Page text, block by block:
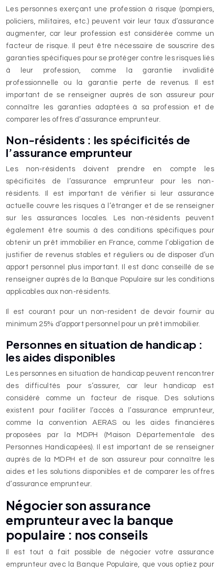
Les personnes exerçant une profession à risque (pompiers,
policiers, militaires, etc.) peuvent voir leur taux d’assurance
augmenter, car leur profession est considérée comme un
facteur de risque. Il peut être nécessaire de souscrire des
garanties spécifiques pour se protéger contre les risques liés
à leur profession, comme la garantie invalidité
professionnelle ou la garantie perte de revenus. Il est
important de se renseigner auprès de son assureur pour
connaître les garanties adaptées à sa profession et de
comparer les offres d’assurance emprunteur.
Non-résidents : les spécificités de
l’assurance emprunteur
Les non-résidents doivent prendre en compte les
spécificités de l’assurance emprunteur pour les non-
résidents. Il est important de vérifier si leur assurance
actuelle couvre les risques à l’étranger et de se renseigner
sur les assurances locales. Les non-résidents peuvent
également être soumis à des conditions spécifiques pour
obtenir un prêt immobilier en France, comme l’obligation de
justifier de revenus stables et réguliers ou de disposer d’un
apport personnel plus important. Il est donc conseillé de se
renseigner auprès de la Banque Populaire sur les conditions
applicables aux non-résidents.
Il est courant pour un non-resident de devoir fournir au
minimum 25% d’apport personnel pour un prêt immobilier.
Personnes en situation de handicap :
les aides disponibles
Les personnes en situation de handicap peuvent rencontrer
des difficultés pour s’assurer, car leur handicap est
considéré comme un facteur de risque. Des solutions
existent pour faciliter l’accès à l’assurance emprunteur,
comme la convention AERAS ou les aides financières
proposées par la MDPH (Maison Départementale des
Personnes Handicapées). Il est important de se renseigner
auprès de la MDPH et de son assureur pour connaître les
aides et les solutions disponibles et de comparer les offres
d’assurance emprunteur.
Négocier son assurance
emprunteur avec la banque
populaire : nos conseils
Il est tout à fait possible de négocier votre assurance
emprunteur avec la Banque Populaire, que vous optiez pour